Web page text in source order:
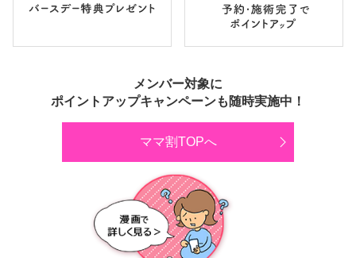
メンバー対象に
ポイントアップキャンペーンも随時実施中！
ママ割TOPへ